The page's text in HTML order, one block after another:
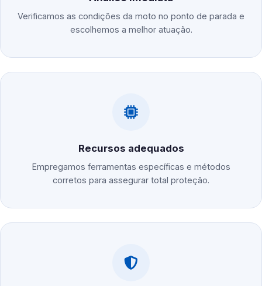
Verificamos as condições da moto no ponto de parada e
escolhemos a melhor atuação.
Recursos adequados
Empregamos ferramentas específicas e métodos
corretos para assegurar total proteção.